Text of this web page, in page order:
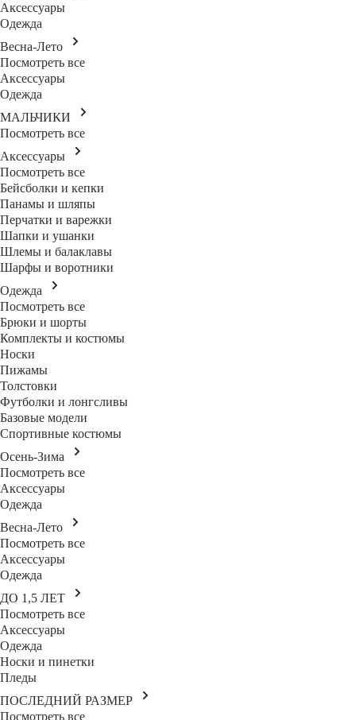
Аксессуары
Одежда
Весна-Лето
Посмотреть все
Аксессуары
Одежда
МАЛЬЧИКИ
Посмотреть все
Аксессуары
Посмотреть все
Бейсболки и кепки
Панамы и шляпы
Перчатки и варежки
Шапки и ушанки
Шлемы и балаклавы
Шарфы и воротники
Одежда
Посмотреть все
Брюки и шорты
Комплекты и костюмы
Носки
Пижамы
Толстовки
Футболки и лонгсливы
Базовые модели
Спортивные костюмы
Осень-Зима
Посмотреть все
Аксессуары
Одежда
Весна-Лето
Посмотреть все
Аксессуары
Одежда
ДО 1,5 ЛЕТ
Посмотреть все
Аксессуары
Одежда
Носки и пинетки
Пледы
ПОСЛЕДНИЙ РАЗМЕР
Посмотреть все